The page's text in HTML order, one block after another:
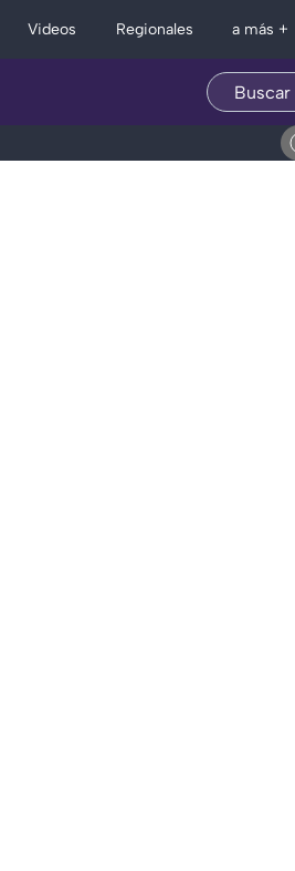
Videos Regionales a más +